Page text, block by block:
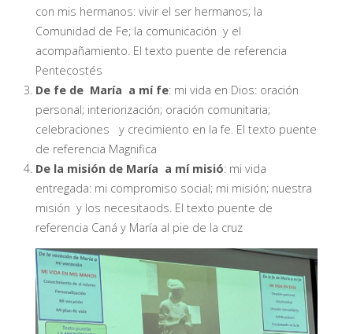
con mis hermanos: vivir el ser hermanos; la
Comunidad de Fe; la comunicación y el
acompañamiento. El texto puente de referencia
Pentecostés
De fe de María a mí fe: mi vida en Dios: oración
personal; interiorización; oración comunitaria;
celebraciones y crecimiento en la fe. El texto puente
de referencia Magnifica
De la misión de María a mí misió: mi vida
entregada: mi compromiso social; mi misión; nuestra
misión y los necesitaods. El texto puente de
referencia Caná y María al pie de la cruz